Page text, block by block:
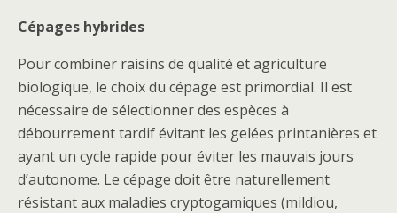
Cépages hybrides
Pour combiner raisins de qualité et agriculture
biologique, le choix du cépage est primordial. Il est
nécessaire de sélectionner des espèces à
débourrement tardif évitant les gelées printanières et
ayant un cycle rapide pour éviter les mauvais jours
d’autonome. Le cépage doit être naturellement
résistant aux maladies cryptogamiques (mildiou,